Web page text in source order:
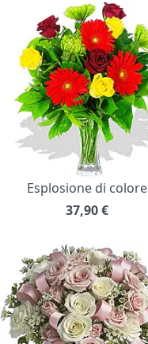
Esplosione di colore
37,90€